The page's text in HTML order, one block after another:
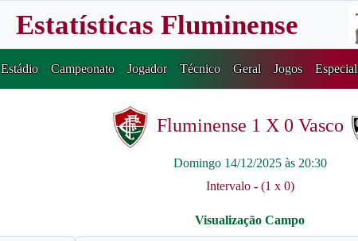
Estatísticas Fluminense
Estádio Campeonato Jogador Técnico Geral Jogos Especial
Fluminense 1 X 0 Vasco
Domingo 14/12/2025 às 20:30
Intervalo - (1 x 0)